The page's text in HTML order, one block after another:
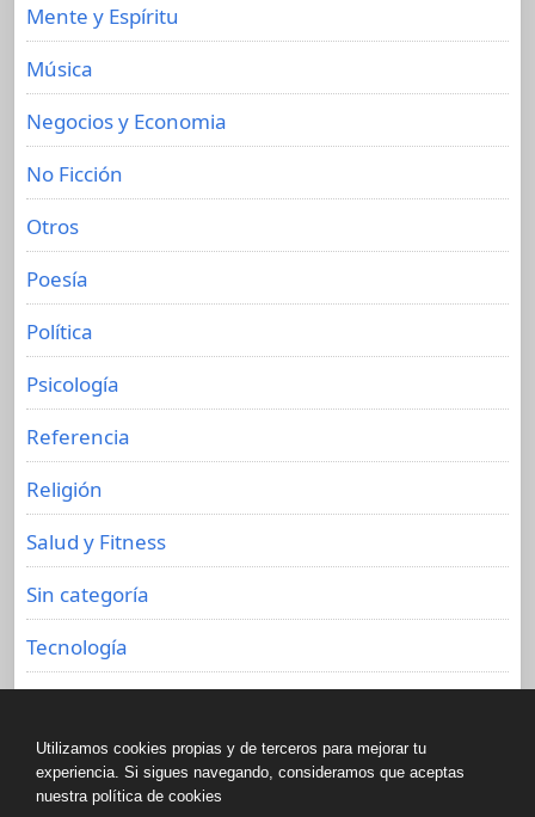
Mente y Espíritu
Música
Negocios y Economia
No Ficción
Otros
Poesía
Política
Psicología
Referencia
Religión
Salud y Fitness
Sin categoría
Tecnología
Utilizamos cookies propias y de terceros para mejorar tu
experiencia. Si sigues navegando, consideramos que aceptas
nuestra política de cookies